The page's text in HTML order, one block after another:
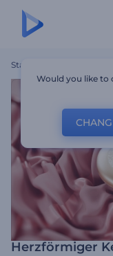
Startseite
Herzförmiger
Would you like to